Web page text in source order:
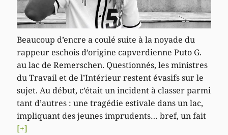
Beaucoup d’encre a coulé suite à la noyade du
rappeur eschois d’origine capverdienne Puto G.
au lac de Remerschen. Questionnés, les ministres
du Travail et de l’Intérieur restent évasifs sur le
sujet. Au début, c’était un incident à classer parmi
tant d’autres : une tragédie estivale dans un lac,
impliquant des jeunes imprudents… bref, un fait
[+]